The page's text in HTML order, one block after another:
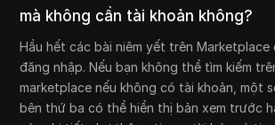
mà không cần tài khoản không?
Hầu hết các bài niêm yết trên Marketplace
đăng nhập. Nếu bạn không thể tìm kiếm
marketplace nếu không có tài khoản, một
bên thứ ba có thể hiển thị bản xem trước